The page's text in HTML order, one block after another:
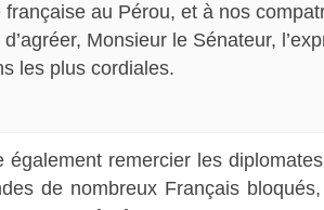
française au Pérou, et à nos
Monsieur le Sénateur,
les plus cordiales.
également remercier les
de nombreux Français